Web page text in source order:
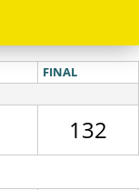
01 :
FINAL
132